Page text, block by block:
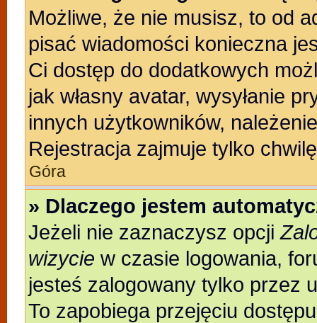
Możliwe, że nie musisz, to od
pisać wiadomości konieczna
Ci dostęp do dodatkowych
jak własny avatar, wysyłanie
innych użytkowników,
Rejestracja zajmuje tylko
Góra
» Dlaczego jestem
Jeżeli nie zaznaczysz opcji
wizycie w czasie logowania,
jesteś zalogowany tylko przez
To zapobiega przejęciu